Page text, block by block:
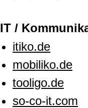
IT /
itiko.de
mobiliko.de
tooligo.de
so-co-it.com